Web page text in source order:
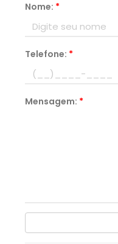
Nome: *
Telefone: *
Mensagem: *